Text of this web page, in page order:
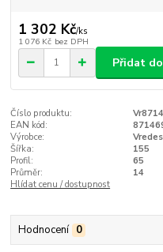
1 302 Kč/ks
1 076 Kč bez DPH
Přidat
Číslo produktu:
EAN kód:
Výrobce:
Šířka:
155
Profil:
65
Průměr:
14
Hlídat cenu / dostupnost
Hodnocení 0